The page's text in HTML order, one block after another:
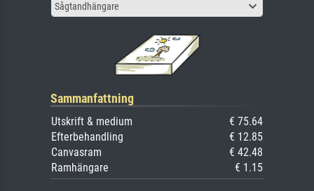
Sågtandhängare
Sammanfattning
Utskrift & medium
€ 75.64
Efterbehandling
€ 12.85
Canvasram
€ 42.48
Ramhängare
€ 1.15